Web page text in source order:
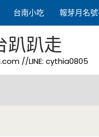
台南小吃 報芽月名
趴趴走
//LINE: cythia0805